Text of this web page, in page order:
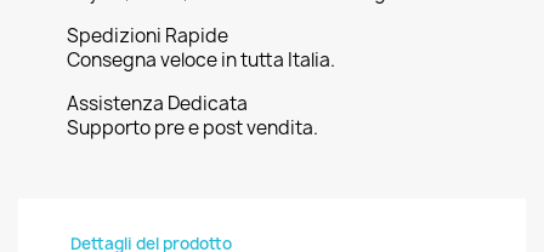
Spedizioni Rapide
Consegna veloce in tutta Italia.
Assistenza Dedicata
Supporto pre e post vendita.
Dettagli del prodotto